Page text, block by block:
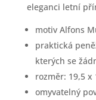
eleganci letní
motiv Alfons
praktická
kterých se
rozměr: 19,5 x
omyvatelný